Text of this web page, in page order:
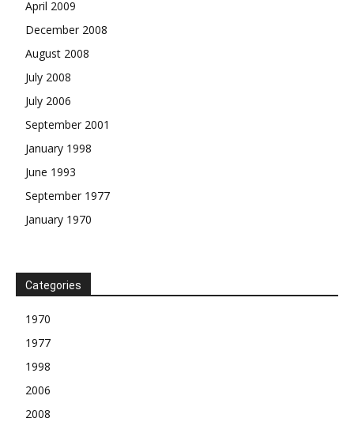
April 2009
December 2008
August 2008
July 2008
July 2006
September 2001
January 1998
June 1993
September 1977
January 1970
Categories
1970
1977
1998
2006
2008